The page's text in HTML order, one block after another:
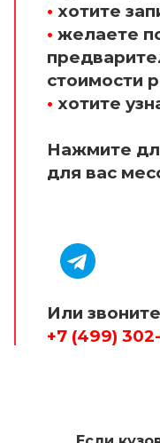
• хотите
• желаете
стоимости
• хотите
Нажмите
для вас
Или
+7 (499)